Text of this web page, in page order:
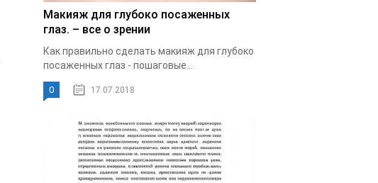
Макияж для глубоко посаженных
глаз. – все о зрении
Как правильно сделать макияж для глубоко
посаженных глаз - пошаговые...
0 17.07.2018